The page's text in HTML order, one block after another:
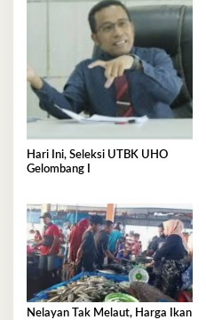
Hari Ini, Seleksi UTBK UHO
Gelombang I
Nelayan Tak Melaut, Harga Ikan